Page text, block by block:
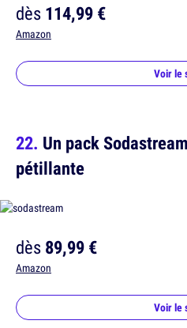
dès114,99 €
Amazon
Voir le
Un pack
pétillante
dès89,99 €
Amazon
Voir le